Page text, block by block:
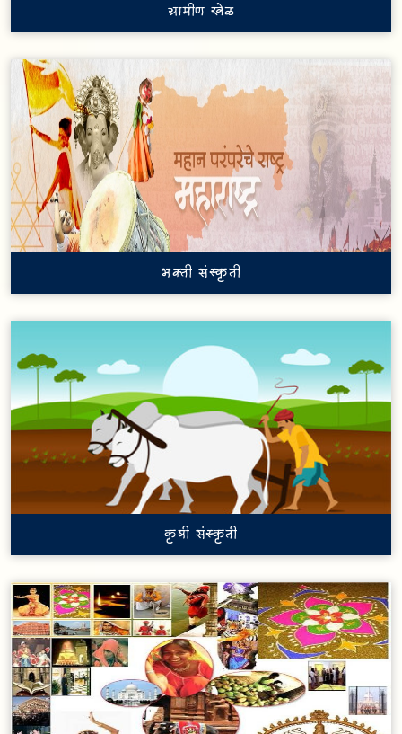
ग्रामीण खेळ
भक्ती संस्कृती
कृषी संस्कृती